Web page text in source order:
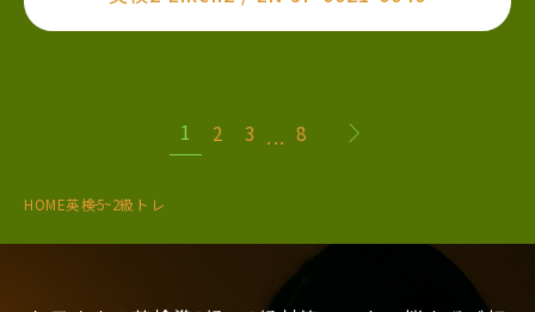
1 2 3 ... 8
HOME英検5~2級トレ